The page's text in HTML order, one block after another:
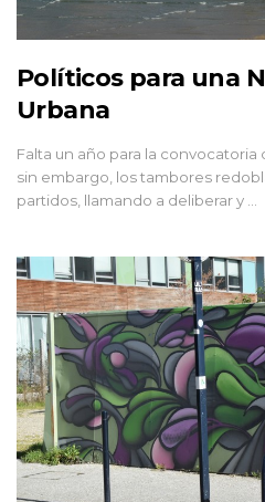
Políticos para una
Urbana
Falta un año para la
sin embargo, los tambores
partidos, llamando a deliberar y …